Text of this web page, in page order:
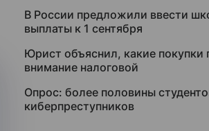
В России предложили ввести
выплаты к 1 сентября
Юрист объяснил, какие покупки
внимание налоговой
Опрос: более половины
киберпреступников